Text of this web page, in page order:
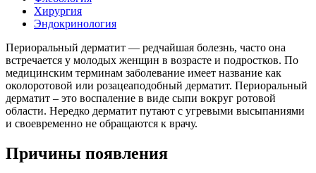
Хирургия
Эндокринология
Периоральный дерматит — редчайшая болезнь, часто она
встречается у молодых женщин в возрасте и подростков. По
медицинским терминам заболевание имеет название как
околоротовой или розацеаподобный дерматит. Периоральный
дерматит – это воспаление в виде сыпи вокруг ротовой
области. Нередко дерматит путают с угревыми высыпаниями
и своевременно не обращаются к врачу.
Причины появления